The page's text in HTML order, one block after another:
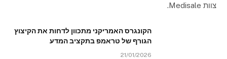
צוות Medisale.
הקונגרס האמריקני מתכוון לדחות את הקיצוץ
הגורף של טראמפ בתקציב המדע
21/01/2026